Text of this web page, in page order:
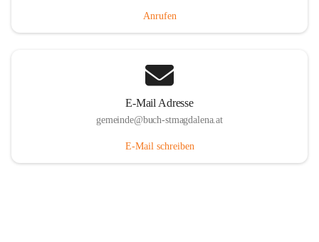
Anrufen
E-Mail Adresse
gemeinde@buch-stmagdalena.at
E-Mail schreiben